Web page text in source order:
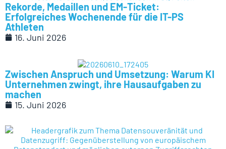
Rekorde, Medaillen und EM-Ticket:
Erfolgreiches Wochenende für die IT-PS
Athleten
16. Juni 2026
Zwischen Anspruch und Umsetzung: Warum KI
Unternehmen zwingt, ihre Hausaufgaben zu
machen
15. Juni 2026